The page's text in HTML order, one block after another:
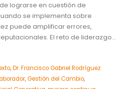
lograrse en cuestión de
se implementa sobre
puede amplificar errores,
El reto de liderazgo...
,Dr. Francisco Gabriel Rodríguez
,Gestión del Cambio,